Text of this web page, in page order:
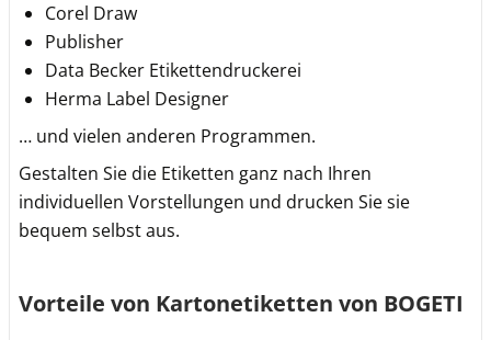
Corel Draw
Publisher
Data Becker Etikettendruckerei
Herma Label Designer
… und vielen anderen Programmen.
Gestalten Sie die Etiketten ganz nach Ihren
individuellen Vorstellungen und drucken Sie sie
bequem selbst aus.
Vorteile von Kartonetiketten von BOGETI